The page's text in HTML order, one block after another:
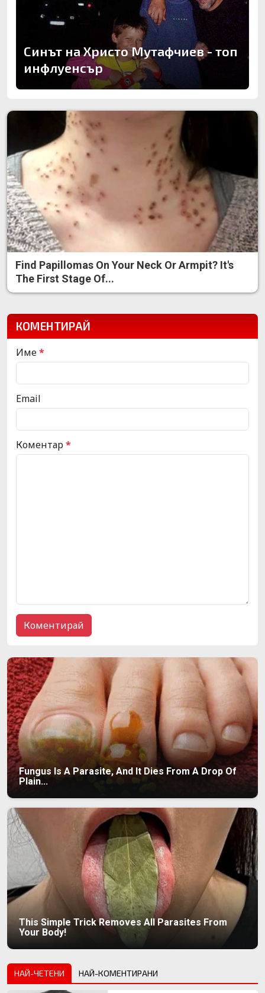
Синът на Христо Мутафчиев - топ
инфлуенсър
Find Papillomas On Your Neck Or Armpit? It's
The First Stage Of...
КОМЕНТИРАЙ
Име*
Email
Коментар*
Fungus Is A Parasite, And It Dies From A Drop Of
Plain...
This Simple Trick Removes All Parasites From
Your Body!
НАЙ-ЧЕТЕНИ НАЙ-КОМЕНТИРАНИ